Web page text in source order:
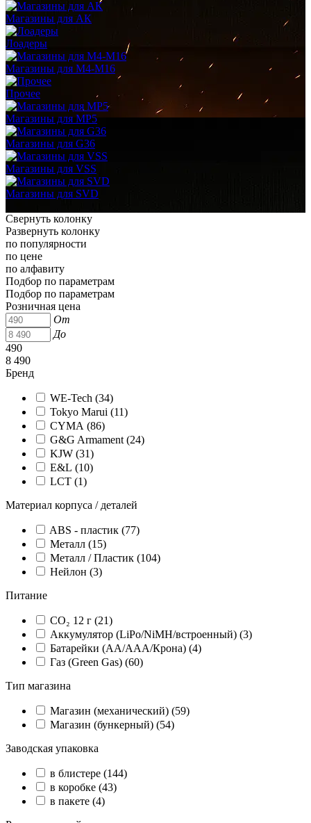
Магазины для АК
Лоадеры
Магазины для M4-M16
Прочее
Магазины для MP5
Магазины для G36
Магазины для VSS
Магазины для SVD
Свернуть колонку
Развернуть колонку
по популярности
по цене
по алфавиту
Подбор по параметрам
Подбор по параметрам
Розничная цена
От
До
490
8 490
Бренд
WE-Tech (34)
Tokyo Marui (11)
CYMA (86)
G&G Armament (24)
KJW (31)
E&L (10)
LCT (1)
Материал корпуса / деталей
ABS - пластик (77)
Металл (15)
Металл / Пластик (104)
Нейлон (3)
Питание
CO₂ 12 г (21)
Аккумулятор (LiPo/NiMH/встроенный) (3)
Батарейки (AA/AAA/Крона) (4)
Газ (Green Gas) (60)
Тип магазина
Магазин (механический) (59)
Магазин (бункерный) (54)
Заводская упаковка
в блистере (144)
в коробке (43)
в пакете (4)